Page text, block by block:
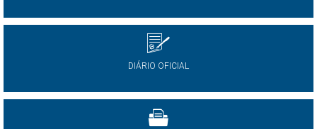
DIÁRIO OFICIAL